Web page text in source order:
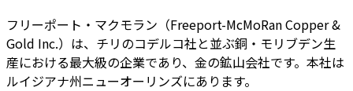
フリーポート・マクモラン（Freeport-McMoRan Copper &
Gold Inc.）は、チリのコデルコ社と並ぶ銅・モリブデン生
産における最大級の企業であり、金の鉱山会社です。本社は
ルイジアナ州ニューオーリンズにあります。